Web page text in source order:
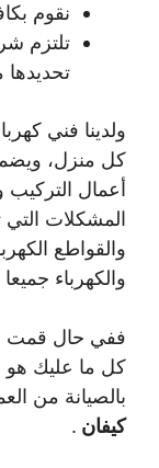
نقوم
تلتزم
ولدينا فني
كل منزل،
أعمال
المشكلات التي
والقواطع
والكهرباء
ففي حال قمت
كل ما عليك هو
بالصيانة من
كيفان .